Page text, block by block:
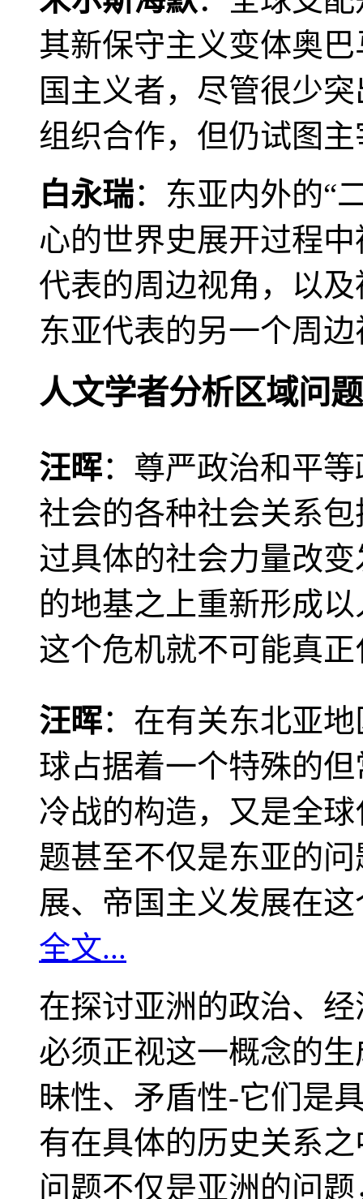
其新保守主义变体奥
国主义者，尽管很少
组织合作，但仍试图
白永瑞：东亚内外的“
心的世界史展开过程
代表的周边视角，以
东亚代表的另一个周
人文学者分析区域问题
汪晖：尊严政治和平
社会的各种社会关系
过具体的社会力量改
的地基之上重新形成
这个危机就不可能真
汪晖：在有关东北亚
球占据着一个特殊的
冷战的构造，又是全
题甚至不仅是东亚的
展、帝国主义发展在
全文...
在探讨亚洲的政治、
必须正视这一概念的
昧性、矛盾性-它们是
有在具体的历史关系
问题不仅是亚洲的问